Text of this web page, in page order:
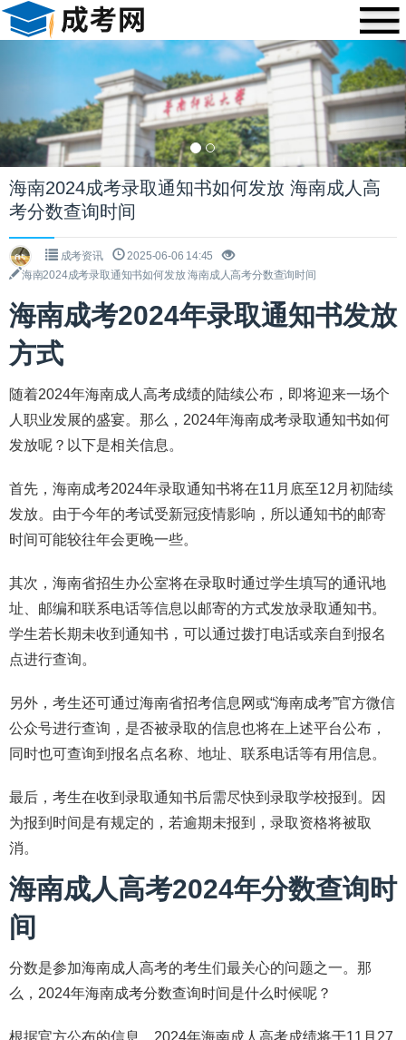
Previous
海南2024成考录取通知书如何发放 海南成人高
考分数查询时间
成考资讯
2025-06-06 14:45
海南2024成考录取通知书如何发放 海南成人高考分数查询时间
海南成考2024年录取通知书发放
方式
随着2024年海南成人高考成绩的陆续公布，即将迎来一场个
人职业发展的盛宴。那么，2024年海南成考录取通知书如何
发放呢？以下是相关信息。
首先，海南成考2024年录取通知书将在11月底至12月初陆续
发放。由于今年的考试受新冠疫情影响，所以通知书的邮寄
时间可能较往年会更晚一些。
其次，海南省招生办公室将在录取时通过学生填写的通讯地
址、邮编和联系电话等信息以邮寄的方式发放录取通知书。
学生若长期未收到通知书，可以通过拨打电话或亲自到报名
点进行查询。
另外，考生还可通过海南省招考信息网或“海南成考”官方微信
公众号进行查询，是否被录取的信息也将在上述平台公布，
同时也可查询到报名点名称、地址、联系电话等有用信息。
最后，考生在收到录取通知书后需尽快到录取学校报到。因
为报到时间是有规定的，若逾期未报到，录取资格将被取
消。
海南成人高考2024年分数查询时
间
分数是参加海南成人高考的考生们最关心的问题之一。那
么，2024年海南成考分数查询时间是什么时候呢？
根据官方公布的信息，2024年海南成人高考成绩将于11月27